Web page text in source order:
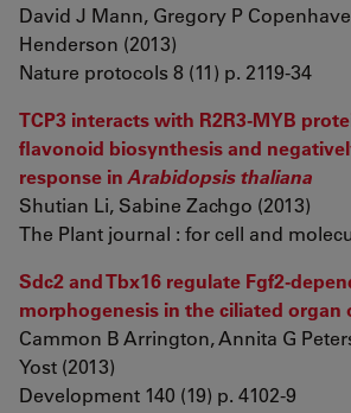
David J Mann, Gregory P
Henderson (2013)
Nature protocols 8 (11) p. 2119-34
TCP3 interacts with R2R3-MYB
flavonoid biosynthesis and
response in Arabidopsis thaliana
Shutian Li, Sabine Zachgo (2013)
The Plant journal : for cell and
Sdc2 and Tbx16 regulate Fgf2-
morphogenesis in the ciliated organ
Cammon B Arrington, Annita G
Yost (2013)
Development 140 (19) p. 4102-9